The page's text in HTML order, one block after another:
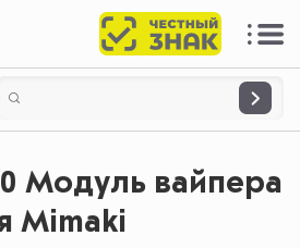
Модуль вайпера
Mimaki